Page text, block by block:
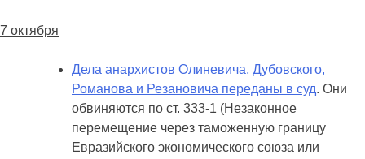
7 октября
Дела анархистов Олиневича, Дубовского,
Романова и Резановича переданы в суд. Они
обвиняются по ст. 333-1 (Незаконное
перемещение через таможенную границу
Евразийского экономического союза или